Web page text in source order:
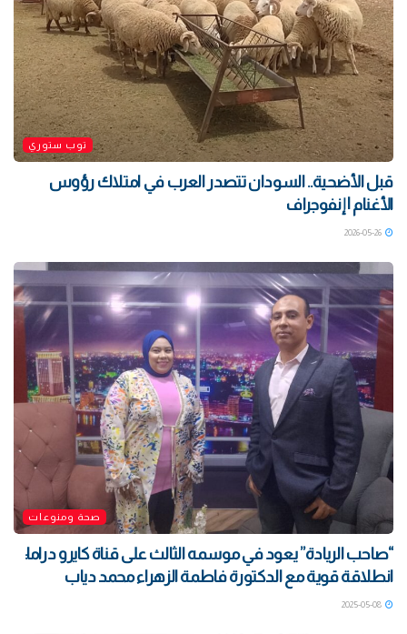
توب ستوري
قبل الأضحية.. السودان تتصدر العرب في امتلاك رؤوس
الأغنام | إنفوجراف
صحة ومنوعات
“صاحب الريادة” يعود في موسمه الثالث على قناة كايرو دراما:
انطلاقة قوية مع الدكتورة فاطمة الزهراء محمد دياب